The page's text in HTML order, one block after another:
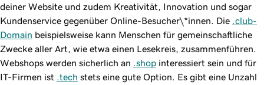
deiner Website und zudem Kreativität, Innovation und sogar
Kundenservice gegenüber Online-Besucher\*innen. Die .club-
Domain beispielsweise kann Menschen für gemeinschaftliche
Zwecke aller Art, wie etwa einen Lesekreis, zusammenführen.
Webshops werden sicherlich an
.shop interessiert sein und für
IT-Firmen ist
.tech stets eine gute Option. Es gibt eine Unzahl